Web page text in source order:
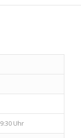
Uhr